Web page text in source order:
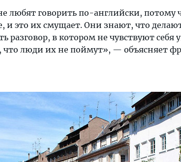
любят говорить по-английски, потому
и это их смущает. Они знают, что
разговор, в котором не чувствуют себя
что люди их не поймут», — объясняет